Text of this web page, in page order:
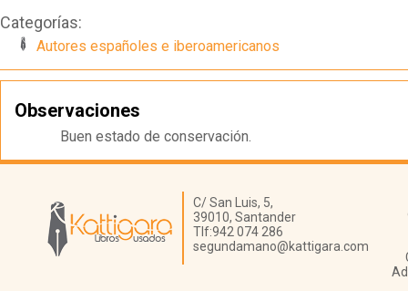
Categorías:
Autores españoles e iberoamericanos
Observaciones
Buen estado de conservación.
Librería Kattigara
C/ San Luis, 5,
39010, Santander
Tlf:942 074 286
segundamano@kattigara.com